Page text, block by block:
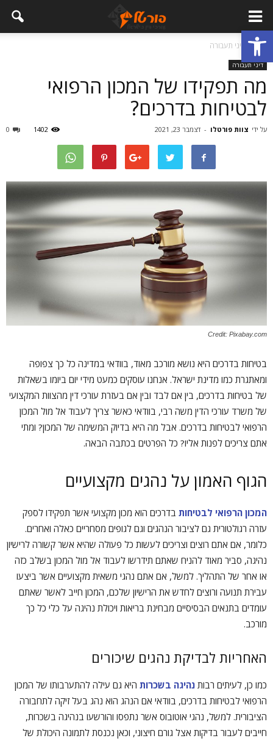
פתח סרגל נגישות
בית דיני תעבורה
דיני תעבורה
מה תפקידו של המכון הרפואי
לבטיחות בדרכים?
על ידי צוות פורטלו - דצמבר 23, 2021 0 1402
Credit: Pixabay.com
בטיחות בדרכים היא נושא מורכב מאוד, בוודאי במדינה כל כך צפופה
ומאתגרת כמו מדינת ישראל. אנחנו עוסקים כמעט מידי יום ביומו בשאלות
של בטיחות בדרכים, בין אם לבד ובין אם בעזרת עורכי דין מהצוות המקצועי
של משרד עורכי הדין משה רבי, בוודאי כאשר צריך לעבוד אל מול המכון
הרפואי לבטיחות בדרכים. אבל מה היא בדיוק המשימה של המכון? ומתי
אתם צריכים לפנות אליו? כל הפרטים בכתבה הבאה.
הגוף האמון על נהגים מקצועיים
המכון הרפואי לבטיחות בדרכים הוא מכון מקצועי אשר תפקידו לספק
עזרה רגולטורית גם לציבור הנהגים וגם לגופים מסחריים כאלה ואחרים.
כלומר, אם אתם רוצים וצריכים לעשות כל פעולה שהיא אשר קשורה לרישיון
נהיגה, סביר מאוד להניח שאתם תידרשו לעבוד אל מול המכון בשלב כזה
או אחר של התהליך. למשל, אם אתם נהגי משאית מקצועיים אשר ביצעו
עבירת תנועה ורוצים לחדש את הרישיון שלכם, המכון חייב לאשר שאתם
עומדים בתנאים הבסיסיים מבחינת בריאות ויכולת נהיגה על כלי כל כך
מורכב.
האחריות לבדיקת נהגים שיכורים
כמו כן, לעיתים רבות נהיגה בשכרות היא גם עילה להתערבותו של המכון
הרפואי לבטיחות בדרכים, בוודאי אם הנהג הוא נהג בעל זיקה לתחבורה
הציבורית. למשל, נהגי אוטובוס אשר נתפסו והורשעו בנהיגה בשכרות,
חייבים לעבור בדיקות אצל גורם חיצוני, וכאן נכנסת לתמונה היכולת של